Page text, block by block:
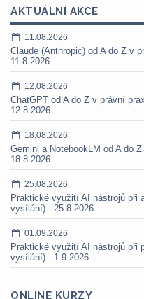
AKTUÁLNÍ AKCE
11.08.2026
Claude (Anthropic) od A do Z v
11.8.2026
12.08.2026
ChatGPT od A do Z v právní
12.8.2026
18.08.2026
Gemini a NotebookLM od A do
18.8.2026
25.08.2026
Praktické využití AI nástrojů při
vysílání) - 25.8.2026
01.09.2026
Praktické využití AI nástrojů při
vysílání) - 1.9.2026
ONLINE KURZY